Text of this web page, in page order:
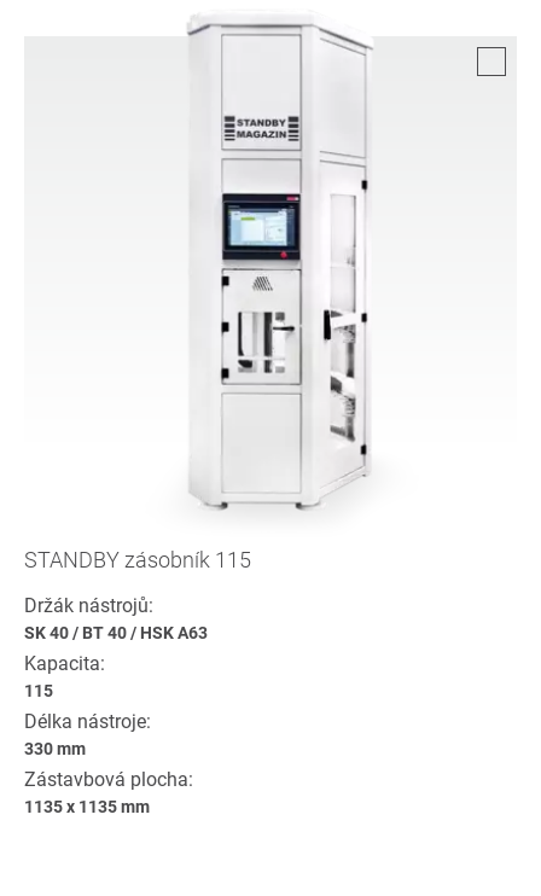
STANDBY zásobník 115
Držák nástrojů:
SK 40/ BT 40/ HSK A63
Kapacita:
115
Délka nástroje:
330 mm
Zástavbová plocha:
1135 x 1135 mm